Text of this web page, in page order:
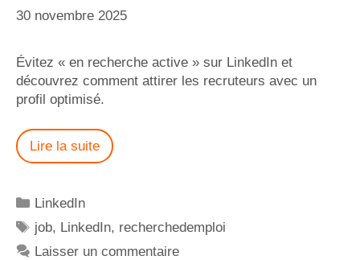
30 novembre 2025
Évitez « en recherche active » sur LinkedIn et
découvrez comment attirer les recruteurs avec un
profil optimisé.
Lire la suite
LinkedIn
job, LinkedIn, recherchedemploi
Laisser un commentaire